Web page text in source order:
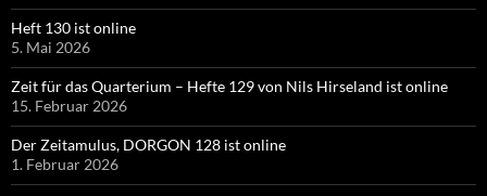
Heft 130 ist online
5. Mai 2026
Zeit für das Quarterium – Hefte 129 von Nils Hirseland ist online
15. Februar 2026
Der Zeitamulus, DORGON 128 ist online
1. Februar 2026